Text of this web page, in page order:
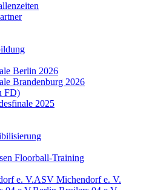
Berlin 2026
Brandenburg 2026
FD)
2025
Floorball-Training
ASV Michendorf e. V.